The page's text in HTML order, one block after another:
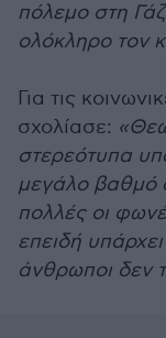
πόλεμο στη
ολόκληρο τον
Για τις
σχολίασε:
στερεότυπα
μεγάλο βαθμό
πολλές οι
επειδή
άνθρωποι δεν